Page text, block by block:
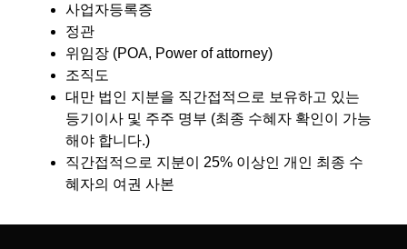
사업자등록증
정관
위임장 (POA, Power of attorney)
조직도
대만 법인 지분을 직간접적으로 보유하고 있는
등기이사 및 주주 명부 (최종 수혜자 확인이 가능
해야 합니다.)
직간접적으로 지분이 25% 이상인 개인 최종 수
혜자의 여권 사본